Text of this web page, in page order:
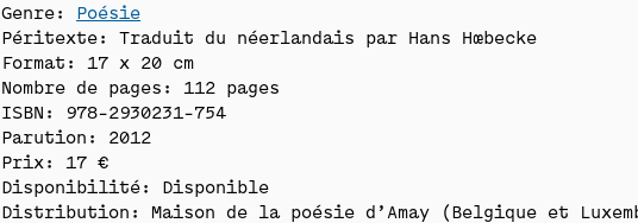
Genre: Poésie
Péritexte: Traduit du néerlandais par Hans Hoebecke
Format: 17 x 20 cm
Nombre de pages: 112 pages
ISBN: 978-2930231-754
Parution: 2012
Prix: 17 €
Disponibilité:
Disponible
Distribution: Maison de la poésie d’Amay (Belgique et